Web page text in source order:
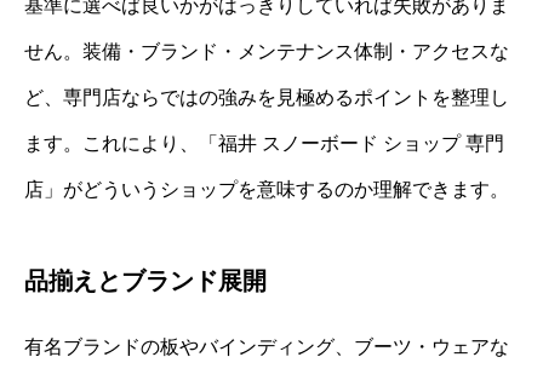
基準に選べば良いかがはっきりしていれば失敗がありま
せん。装備・ブランド・メンテナンス体制・アクセスな
ど、専門店ならではの強みを見極めるポイントを整理し
ます。これにより、「福井 スノーボード ショップ 専門
店」がどういうショップを意味するのか理解できます。
品揃えとブランド展開
有名ブランドの板やバインディング、ブーツ・ウェアな